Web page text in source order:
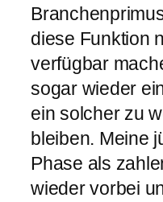
diese Funktion
verfügbar
sogar wieder
ein solcher zu
bleiben. Meine
Phase als
wieder vorbei